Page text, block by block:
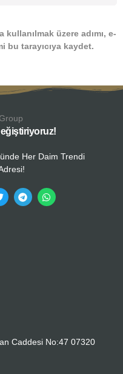
üzere adımı, e-
bu tarayıcıya kaydet.
Her Daim Trendi
Caddesi No:47 07320